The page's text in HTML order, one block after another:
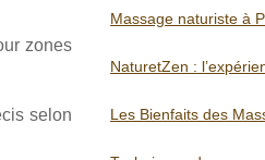
zones
selon
Massage naturiste à
NaturetZen :
Les Bienfaits des